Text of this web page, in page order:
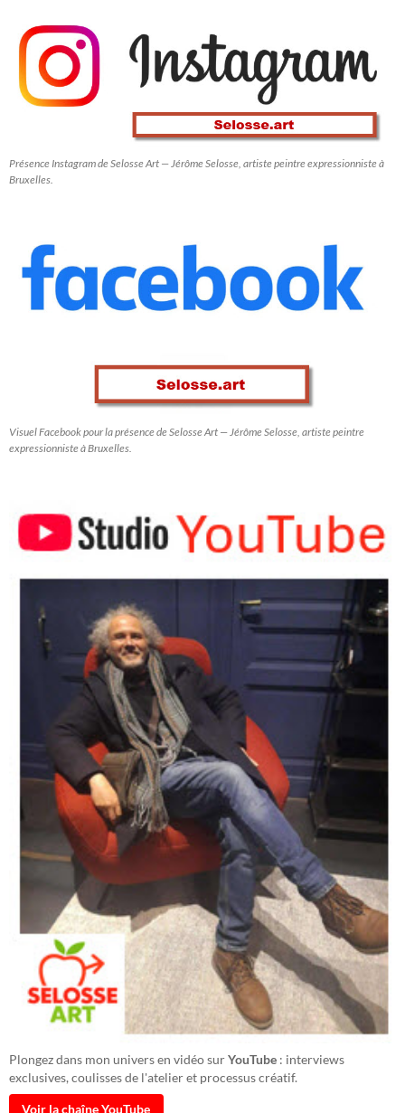
Présence Instagram de Selosse Art — Jérôme Selosse, artiste peintre expressionniste à
Bruxelles.
Visuel Facebook pour la présence de Selosse Art — Jérôme Selosse, artiste peintre
expressionniste à Bruxelles.
Plongez dans mon univers en vidéo surYouTube : interviews
exclusives, coulisses de l'atelier et processus créatif.
Voir la chaîne YouTube